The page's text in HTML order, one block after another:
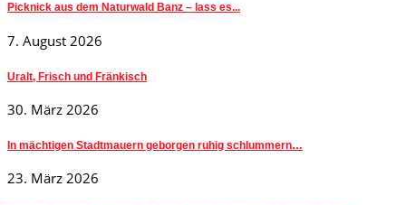
Picknick aus dem Naturwald Banz – lass es...
7. August 2026
Uralt, Frisch und Fränkisch
30. März 2026
In mächtigen Stadtmauern geborgen ruhig schlummern…
23. März 2026